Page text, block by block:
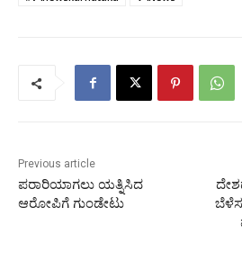
Previous article
ಪರಾರಿಯಾಗಲು ಯತ್ನಿಸಿದ
ಆರೋಪಿಗೆ ಗುಂಡೇಟು